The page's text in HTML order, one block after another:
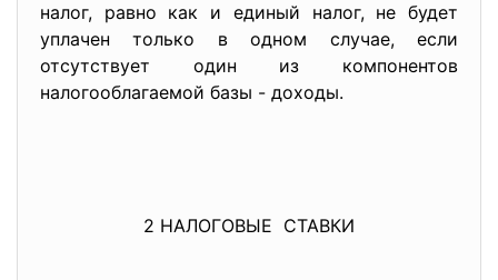
налог, равно как и единый налог, не будет
уплачен только в одном случае, если
отсутствует один из компонентов
налогооблагаемой базы - доходы.
2 НАЛОГОВЫЕ СТАВКИ